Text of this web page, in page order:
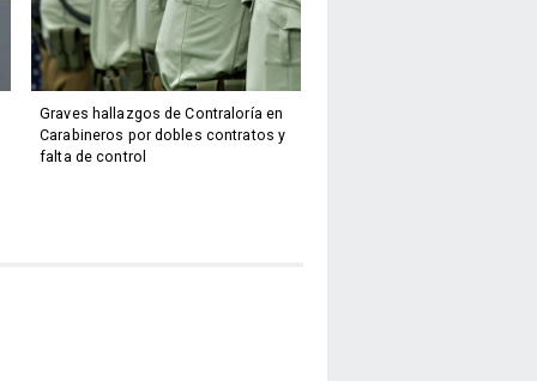
Graves hallazgos de Contraloría en
Carabineros por dobles contratos y
falta de control